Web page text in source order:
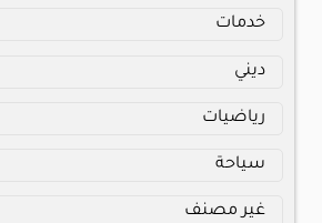
خدمات
ديني
رياضيات
سياحة
غير مصنف